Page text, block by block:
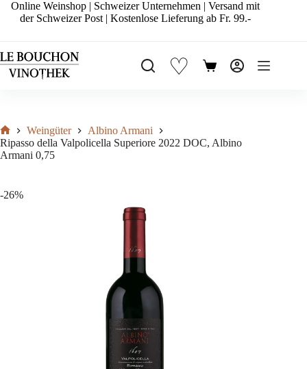
Zum
Inhalt
Online Weinshop | Schweizer Unternehmen | Versand mit
der Schweizer Post | Kostenlose Lieferung ab Fr. 99.-
♡ Warenkorb
Start
Weingüter
Albino Armani
Ripasso della Valpolicella Superiore 2022 DOC, Albino
Armani 0,75
-26%